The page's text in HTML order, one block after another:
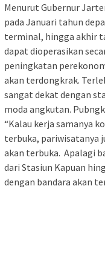
Menurut Gubernur
pada Januari tahun
terminal, hingga akhir
dapat dioperasikan
peningkatan
akan terdongkrak.
sangat dekat dengan
moda angkutan.
“Kalau kerja samanya
terbuka, pariwisatanya
akan terbuka. Apalagi
dari Stasiun Kapuan
dengan bandara akan